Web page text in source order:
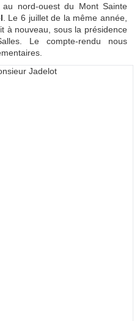
au nord-ouest du Mont Sainte
. Le 6 juillet de la même année,
à nouveau, sous la présidence
Le compte-rendu nous